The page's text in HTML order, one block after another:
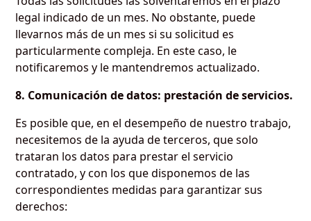
legal indicado de un mes. No obstante, puede
llevarnos más de un mes si su solicitud es
particularmente compleja. En este caso, le
notificaremos y le mantendremos actualizado.
8. Comunicación de datos: prestación de servicios.
Es posible que, en el desempeño de nuestro trabajo,
necesitemos de la ayuda de terceros, que solo
trataran los datos para prestar el servicio
contratado, y con los que disponemos de las
correspondientes medidas para garantizar sus
derechos: